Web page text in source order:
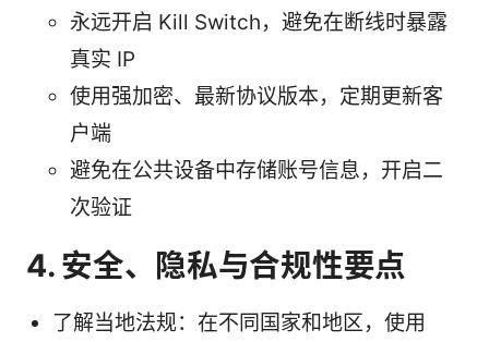
永远开启 Kill Switch，避免在断线时暴露
真实 IP
使用强加密、最新协议版本，定期更新客
户端
避免在公共设备中存储账号信息，开启二
次验证
4. 安全、隐私与合规性要点
了解当地法规：在不同国家和地区，使用